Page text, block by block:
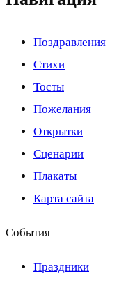
Поздравления
Стихи
Тосты
Пожелания
Открытки
Сценарии
Плакаты
Карта сайта
События
Праздники